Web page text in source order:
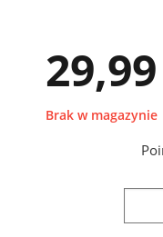
29,99
Brak w magazynie